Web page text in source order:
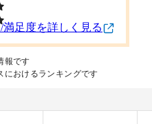
満足度を詳しく見る
報です
おけるランキングです